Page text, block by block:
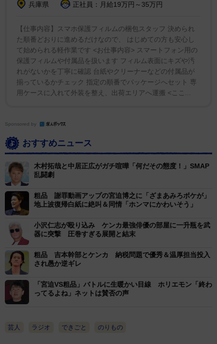
兵庫県
正社員：月給19万円～35万円
【仕事内容】スマホ保護フィルムの梱包スタッフ 決められ
た順番どおりに進めるだけなので、 はじめての方も安心し
て始められる軽作業です <お仕事内容> スマートフォン用の
保護フィルムや付属品を扱います フィルム表面にキズや汚
れがないかを丁寧に確認 台紙やクリーナーなどの付属品が
揃っているかチェック 指定の順番でパッケージへセット 専
用ケースに入れて外装を整え、出荷エリアへ運搬 <ここ...
Sponsored by
おすすめニュース
木村拓哉と中居正広がガチ喧嘩「何だその態度！」SMAP
乱闘劇
粗品 謝罪動画アップの宮迫博之に「ざまあみろボケが」
地上波復帰白紙に絶叫＆同情「ホンマにかわいそう」
小沢仁志が殴り込み ケンカ最強俳優の部屋に一升瓶を武
器に突撃 圧巻すぎる展開と結末
粗品 吉本幹部とケンカ 納税問題で優秀＆温厚担当投入
され愚か逆ギレ
「宮迫VS粗品」バトルに生暖かい目線 ホリエモン「終わ
ってるよね」ネットは賛否の声
芸人 ラジオ できごと のりもの